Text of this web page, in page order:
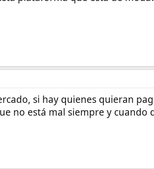
si hay quienes quieran
no está mal siempre y